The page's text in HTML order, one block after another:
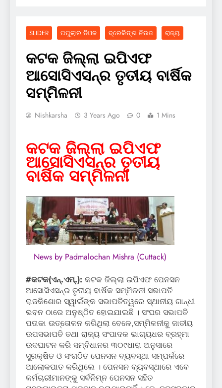
SLIDER ପପୁଲାର ନିଓଜ ବ୍ରେକିଙ୍ଗ ନିଉଜ ରାଜ୍ୟ
କଟକ ଜିଲ୍ଲା ଇପିଏଫ
ଆସୋସିଏସନ୍‌ର ତୃତୀୟ ବାର୍ଷିକ
ସମ୍ମିଳନୀ
Nishkarsha 3 Years Ago 0 1 Mins
କଟକ ଜିଲ୍ଲା ଇପିଏଫ
ଆସୋସିଏସନ୍‌ର ତୃତୀୟ
ବାର୍ଷିକ ସମ୍ମିଳନୀ
News by Padmalochan Mishra (Cuttack)
#କଟକ(ଏନ୍‌.ଏମ୍‌.): କଟକ ଜିଲ୍ଲା ଇପିଏଫ ପେନସନ
ଆସୋସିଏସନ୍‌ର ତୃତୀୟ ବାର୍ଷିକ ସମ୍ମିଳନୀ ସଭାପତି
ରାଜକିଶୋର ସ୍ୱାଇଁଙ୍କ ସଭାପତିତ୍ୱରେ ସ୍ଥାନୀୟ ଗାନ୍ଧୀ
ଭବନ ଠାରେ ଅନୁଷ୍ଠିତ ହୋଇଯାଇଛି । ସଂଘର ସଭାପତି
ପତାକା ଉତ୍ତୋଳନ କରିଥିଲା ବେଳେ,ସମ୍ମିଳନୀକୁ ଜାତୀୟ
ଉପସଭାପତି ତଥା ରାଜ୍ୟ ସଂପାଦକ ଭାଗ୍ୟଧର ବ୍ରହ୍ମା
ଉଦଘାଟନ କରି ସମ୍ବିଧାନର ୩୦୯ଧାରା ଅନୁସାରେ
ସୁରକ୍ଷିତ ଓ ସଂଗଠିତ ପେନସନ ବ୍ୟବସ୍ଥା ସମ୍ପର୍କରେ
ଆଲୋକପାତ କରିଥିଲେ । ପେନସନ ବ୍ୟବସ୍ଥାରେ ଏବେ
କର୍ମଚାରୀମାନଙ୍କୁ ସର୍ବନିମ୍ନ ପେନସନ ସହିତ